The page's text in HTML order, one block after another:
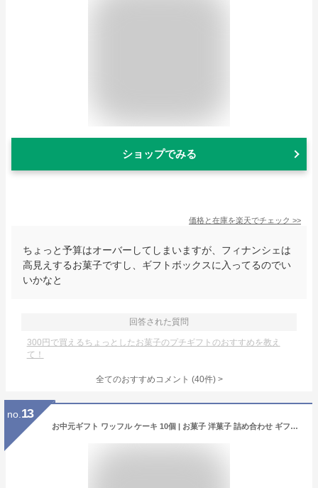
ショップでみる
価格と在庫を楽天でチェック >>
ちょっと予算はオーバーしてしまいますが、フィナンシェは
高見えするお菓子ですし、ギフトボックスに入ってるのでい
いかなと
回答された質問
300円で買えるちょっとしたお菓子のプチギフトのおすすめを教え
て！
全てのおすすめコメント (40件) >
no. 13
お中元ギフト ワッフル ケーキ 10個 | お菓子 洋菓子 詰め合わせ ギフト 個包装 お中元 御中元 ワッフルケーキ スイーツ 冷凍 お取り寄せスイーツ 女性 彼女 妻 お中元スウィーツ 誕生日プレゼント ワッフルサンド かわいい おしゃれ 手土産 お礼 3000円 送料無料